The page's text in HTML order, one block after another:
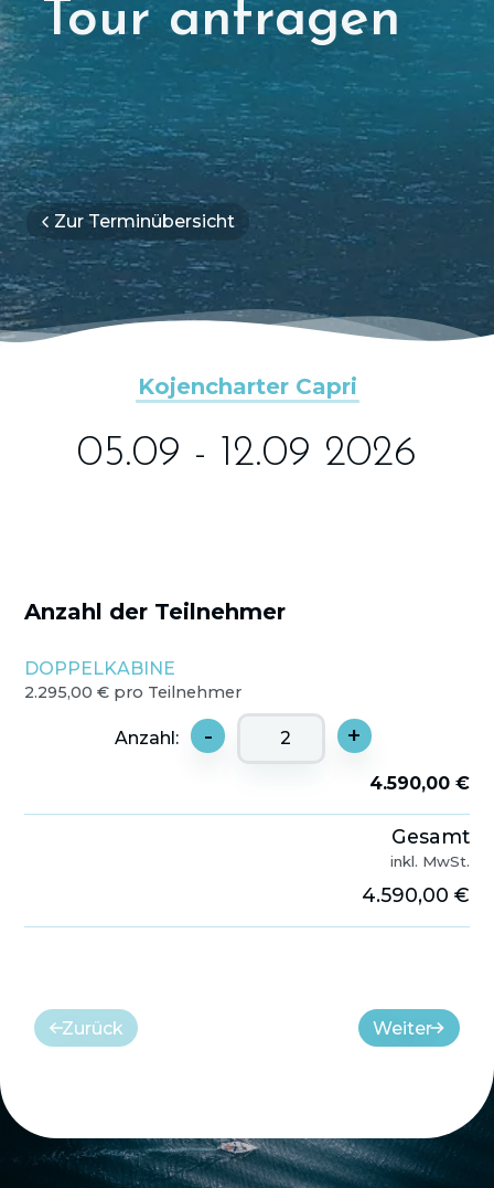
Tour anfragen
Zur Terminübersicht
Kojencharter Capri
05.09 - 12.09 2026
Anzahl der Teilnehmer
DOPPELKABINE
2.295,00 € pro Teilnehmer
Anzahl: - +
4.590,00 €
Gesamt
inkl. MwSt.
4.590,00 €
Zurück Weiter